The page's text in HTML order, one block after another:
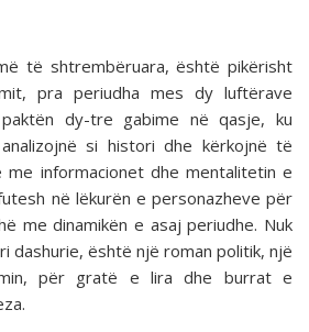
të shtrembëruara, është pikërisht
pra periudha mes dy luftërave
dy-tre gabime në qasje, ku
si histori dhe kërkojnë të
me informacionet dhe mentalitetin e
në lëkurën e personazheve për
me dinamikën e asaj periudhe. Nuk
dashurie, është një roman politik, një
për gratë e lira dhe burrat e